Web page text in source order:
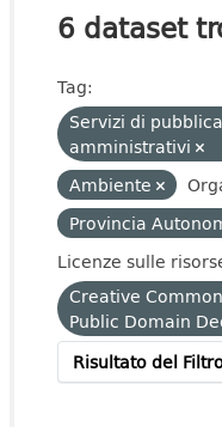
6 dataset
Tag:
Servizi di
amministrativi
Ambiente
Provincia
Licenze sulle
Creative
Public Domain
Risultato del